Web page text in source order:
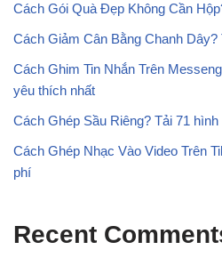
Cách Gói Quà Đẹp Không Cần
Cách Giảm Cân Bằng Chanh
Cách Ghim Tin Nhắn Trên
yêu thích nhất
Cách Ghép Sầu Riêng? Tải 71
Cách Ghép Nhạc Vào Video Trên
phí
Recent